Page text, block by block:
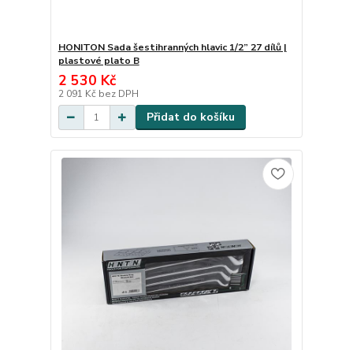
HONITON Sada šestihranných hlavic 1/2” 27 dílů |
plastové plato B
2 530 Kč
2 091 Kč bez DPH
Přidat do košíku